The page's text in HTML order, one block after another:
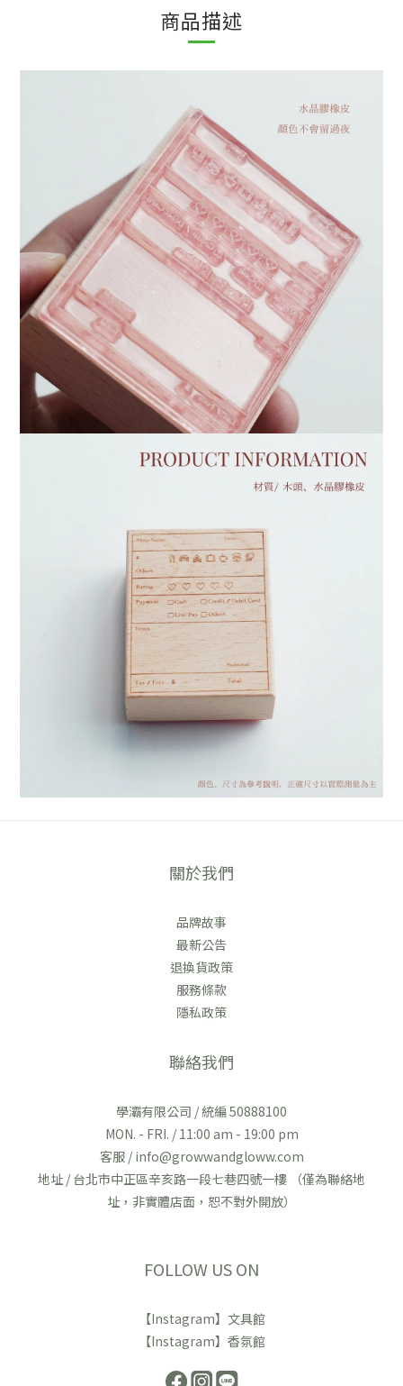
商品描述
關於我們
品牌故事
最新公告
退換貨政策
服務條款
隱私政策
聯絡我們
學灞有限公司 / 統編 50888100
MON. - FRI. / 11:00 am - 19:00 pm
客服 / info@growwandgloww.com
地址 / 台北市中正區辛亥路一段七巷四號一樓 （僅為聯絡地
址，非實體店面，恕不對外開放）
FOLLOW US ON
【Instagram】文具館
【Instagram】香氛館